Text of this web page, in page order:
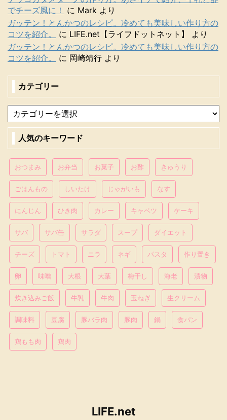
でチーズ風に！
に Mark より
ガッテン！とんかつのレシピ。冷めても美味しい作り方の
コツを紹介。
に LIFE.net【ライフドットネット】
より
ガッテン！とんかつのレシピ。冷めても美味しい作り方の
コツを紹介。
に 岡崎靖行 より
カテゴリー
人気のキーワード
おつまみ お弁当 お菓子 お酢 きゅうり
ごはんもの しいたけ じゃがいも なす
にんじん ひき肉 カレー キャベツ ケーキ
サバ サバ缶 サラダ スープ ダイエット
チーズ トマト ニラ ネギ パスタ 作り置き
卵 味噌 大根 大葉 梅干し 海老 漬物
炊き込みご飯 牛乳 牛肉 玉ねぎ 生クリーム
調味料 豆腐 豚バラ肉 豚肉 鍋 食パン
鶏もも肉 鶏肉
LIFE.net